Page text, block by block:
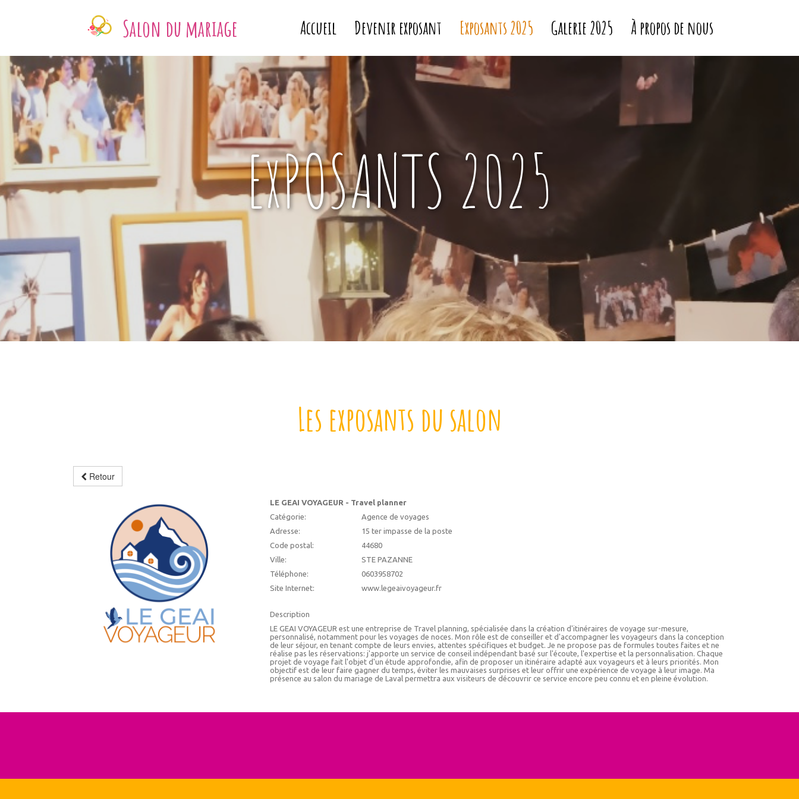
Salon du mariage Accueil Devenir exposant Exposants 2025 Galerie 2025 À propos de nous
ExPOSANTS 2025
Les exposants du salon
Retour
LE GEAI VOYAGEUR - Travel planner
Catégorie:
Agence de voyages
Adresse:
15 ter impasse de la poste
Code postal:
44680
Ville:
STE PAZANNE
Téléphone:
0603958702
Site Internet:
www.legeaivoyageur.fr
Description
LE GEAI VOYAGEUR est une entreprise de Travel planning, spécialisée dans la création d'itinéraires de voyage sur-mesure,
personnalisé, notamment pour les voyages de noces. Mon rôle est de conseiller et d'accompagner les voyageurs dans la conception
de leur séjour, en tenant compte de leurs envies, attentes spécifiques et budget. Je ne propose pas de formules toutes faites et ne
réalise pas les réservations: j'apporte un service de conseil indépendant basé sur l'écoute, l'expertise et la personnalisation. Chaque
projet de voyage fait l'objet d'un étude approfondie, afin de proposer un itinéraire adapté aux voyageurs et à leurs priorités. Mon
objectif est de leur faire gagner du temps, éviter les mauvaises surprises et leur offrir une expérience de voyage à leur image. Ma
présence au salon du mariage de Laval permettra aux visiteurs de découvrir ce service encore peu connu et en pleine évolution.